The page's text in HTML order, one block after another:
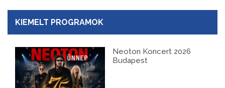
KIEMELT PROGRAMOK
Neoton Koncert 2026
Budapest